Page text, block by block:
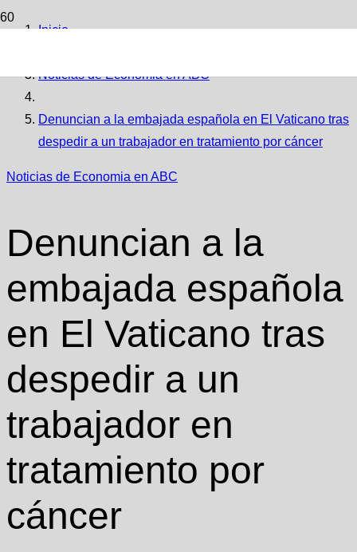
Inicio
Noticias de Economia en ABC
Denuncian a la embajada española en El Vaticano tras
despedir a un trabajador en tratamiento por cáncer
Noticias de Economia en ABC
Denuncian a la
embajada española
en El Vaticano tras
despedir a un
trabajador en
tratamiento por
cáncer